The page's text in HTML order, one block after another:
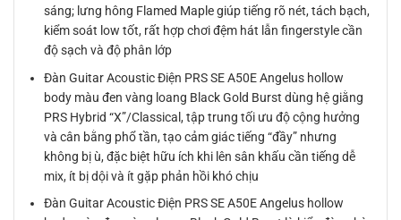
sáng; lưng hông Flamed Maple giúp tiếng rõ nét, tách bạch,
kiểm soát low tốt, rất hợp chơi đệm hát lẫn fingerstyle cần
độ sạch và độ phân lớp
Đàn Guitar Acoustic Điện PRS SE A50E Angelus hollow
body màu đen vàng loang Black Gold Burst dùng hệ giằng
PRS Hybrid “X”/Classical, tập trung tối ưu độ cộng hưởng
và cân bằng phổ tần, tạo cảm giác tiếng “đầy” nhưng
không bị ù, đặc biệt hữu ích khi lên sân khấu cần tiếng dễ
mix, ít bị dội và ít gặp phản hồi khó chịu
Đàn Guitar Acoustic Điện PRS SE A50E Angelus hollow